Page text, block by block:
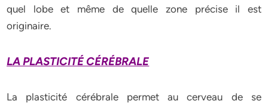
quel lobe et même de quelle zone précise il est
originaire.
LA PLASTICITÉ CÉRÉBRALE
La plasticité cérébrale permet au cerveau de se